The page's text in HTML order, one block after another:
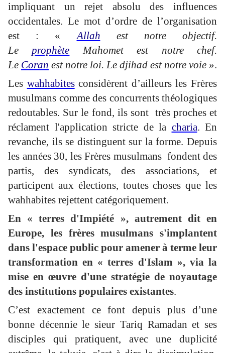
impliquant un rejet absolu des influences
occidentales. Le mot d’ordre de l’organisation
est : «Allah est notre objectif.
Leprophète Mahomet est notre chef.
Le Coran est notre loi. Le djihad est notre voie ».
Les wahhabitesconsidèrent d’ailleurs les Frères
musulmans comme des concurrents théologiques
redoutables. Sur le fond, ils sont très proches et
réclament l'application stricte de la charia. En
revanche, ils se distinguent sur la forme. Depuis
les années 30, les Frères musulmans fondent des
partis, des syndicats, des associations, et
participent aux élections, toutes choses que les
wahhabites rejettent catégoriquement.
En « terres d'Impiété », autrement dit en
Europe, les frères musulmans s'implantent
dans l'espace public pour amener à terme leur
transformation en « terres d'Islam », via la
mise en œuvre d'une stratégie de noyautage
des institutions populaires existantes.
C’est exactement ce font depuis plus d’une
bonne décennie le sieur Tariq Ramadan et ses
disciples qui pratiquent, avec une duplicité